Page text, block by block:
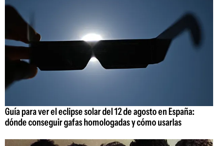
Guía para ver el eclipse solar del 12 de agosto en España:
dónde conseguir gafas homologadas y cómo usarlas